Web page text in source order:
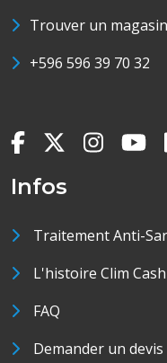
Trouver un magasin
+596 596 39 70 32
Infos
Traitement Anti-
L'histoire Clim Cash
FAQ
Demander un devis